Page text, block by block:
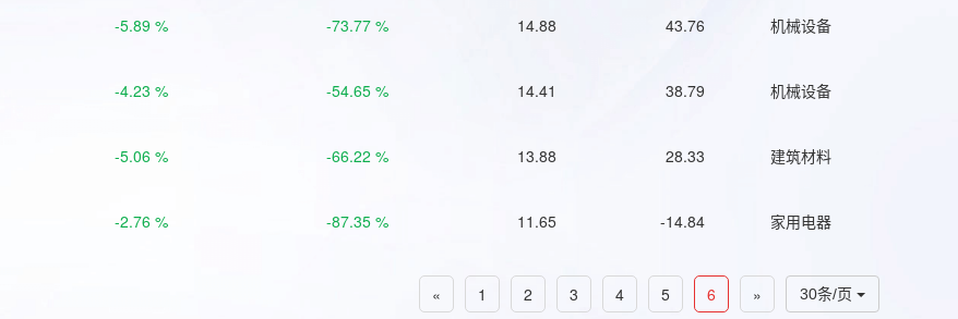
-5.89 % -73.77 % 14.88 43.76 机械设备
-4.23 % -54.65 % 14.41 38.79 机械设备
-5.06 % -66.22 % 13.88 28.33 建筑材料
-2.76 % -87.35 % 11.65 -14.84 家用电器
30条/页
« 1 2 3 4 5 6 »